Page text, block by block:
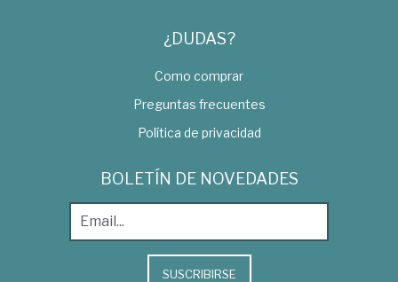
¿DUDAS?
Como comprar
Preguntas frecuentes
Política de privacidad
BOLETÍN DE NOVEDADES
SUSCRIBIRSE